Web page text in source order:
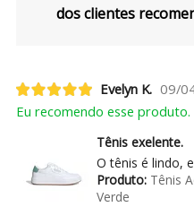
dos clientes
Evelyn K. 09/
Eu recomendo esse produto.
Tênis exelente.
O tênis é lindo,
Produto:Tênis
Verde